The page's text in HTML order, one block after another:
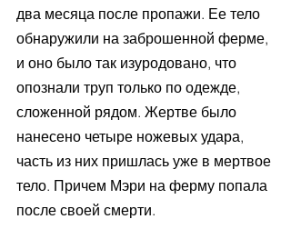
два месяца после пропажи. Ее тело
обнаружили на заброшенной ферме,
и оно было так изуродовано, что
опознали труп только по одежде,
сложенной рядом. Жертве было
нанесено четыре ножевых удара,
часть из них пришлась уже в мертвое
тело. Причем Мэри на ферму попала
после своей смерти.